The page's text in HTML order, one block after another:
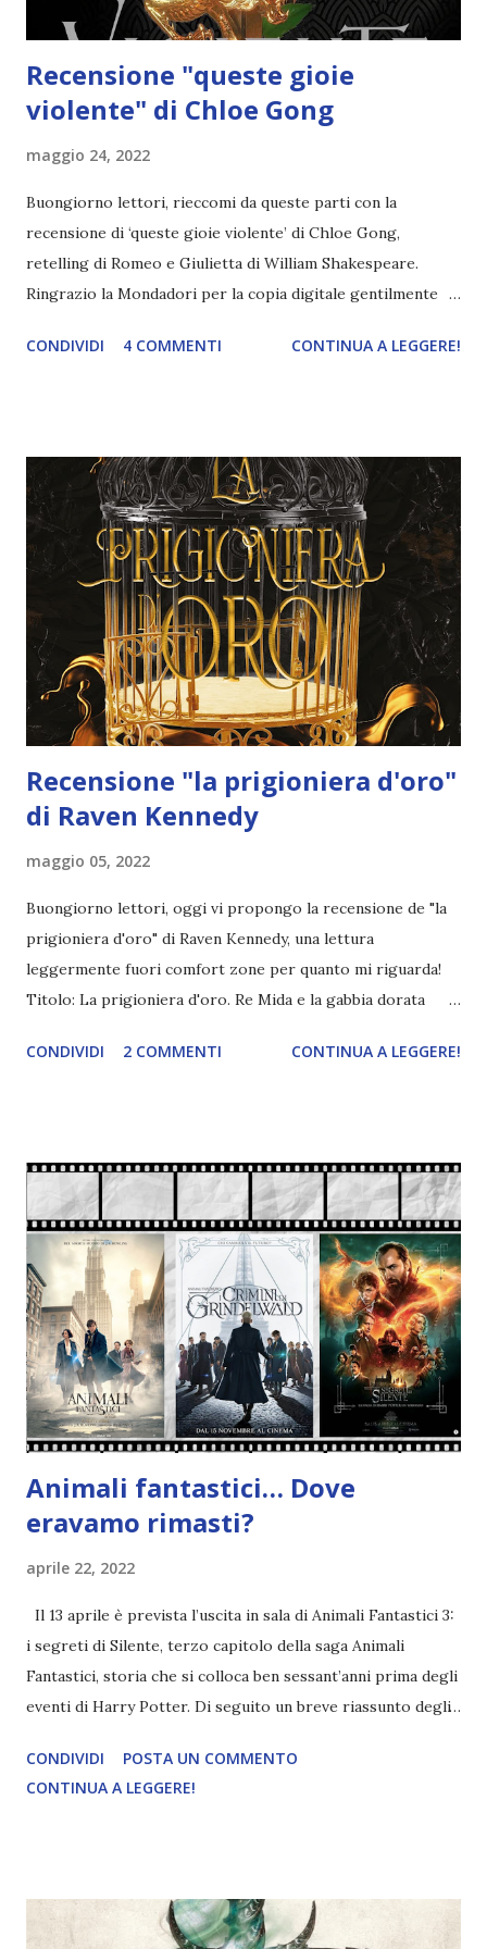
Recensione "queste gioie
violente" di Chloe Gong
maggio 24, 2022
Buongiorno lettori, rieccomi da queste parti con la
recensione di ‘queste gioie violente’ di Chloe Gong,
retelling di Romeo e Giulietta di William Shakespeare.
Ringrazio la Mondadori per la copia digitale gentilmente
aspettative altissime che per fortuna sono state
scintillante come non mai, si respira un'aria di dissolutezza.
Una faida sanguinosa tra due gang nemiche tinge di rosso
le strade, lasciando la città inerme nella morsa del caos. Al
centro di tutto c'è la diciottenne Juliette Cai che, dopo un
passato lontano dagli affari di famiglia, ha deciso ora di
prenderne in mano le redini e assumere il ruolo che le
spetta di diritto nella Gang Scarlatta, un'organizzazione di
criminali completamente al di sopra della legge. Ma non
CONDIVIDI 4 COMMENTI CONTINUA A LEGGERE!
Recensione "la prigioniera d'oro"
di Raven Kennedy
maggio 05, 2022
Buongiorno lettori, oggi vi propongo la recensione de "la
prigioniera d'oro" di Raven Kennedy, una lettura
leggermente fuori comfort zone per quanto mi riguarda!
Titolo: La prigioniera d'oro. Re Mida e la gabbia dorata
Anno di pubblicazione: 2022 "Auren è la favorita di re Mida,
stanza e passerelle sbarrate collegate tra loro, in modo
che Auren possa girare liberamente per il castello. La
prigioniera si sente protetta e al sicuro nella sua gabbia.
Ma da cosa? Ha avuto una vita molto dura, ha vissuto per
strada fino a quando Mida non l’ha salvata. Auren lo conosce
da prima che diventasse re, il che spiega molto sul loro
rapporto. Ma la sua vita, le sue sicurezze, stanno per
cambiare brutalmente..." RECENSIONE 'LA PRIGIONIERA
D...
CONDIVIDI 2 COMMENTI CONTINUA A LEGGERE!
Animali fantastici… Dove
eravamo rimasti?
aprile 22, 2022
Il 13 aprile è prevista l’uscita in sala di Animali Fantastici 3:
i segreti di Silente, terzo capitolo della saga Animali
Fantastici, storia che si colloca ben sessant’anni prima degli
eventi di Harry Potter. Di seguito un breve riassunto degli
attacco di cuore quando ho letto che Animali fantastici: i
Crimini di Grindelwald era uscito al cinema nel 2018. Sono
pandemia e problematiche legate agli attori del film (la
CONDIVIDI
POSTA UN COMMENTO
CONTINUA A LEGGERE!